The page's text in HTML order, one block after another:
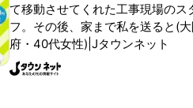
て移動させてくれた工事現場のス
フ。その後、家まで私を送ると(大
府・40代女性)|Jタウンネット